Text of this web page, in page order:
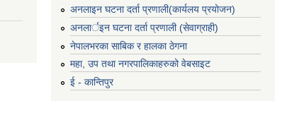
अनलाइन घटना दर्ता प्रणाली(कार्यलय प्रयोजन)
अनलार्इन घटना दर्ता प्रणाली (सेवाग्राही)
नेपालभरका साबिक र हालका ठेगना
महा, उप तथा नगरपालिकाहरुको वेबसाइट
ई - कान्तिपुर